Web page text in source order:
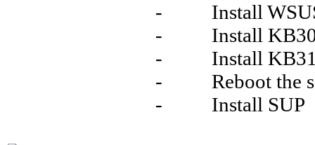
- Install
- Install
- Install
- Reboot the
- Install SUP